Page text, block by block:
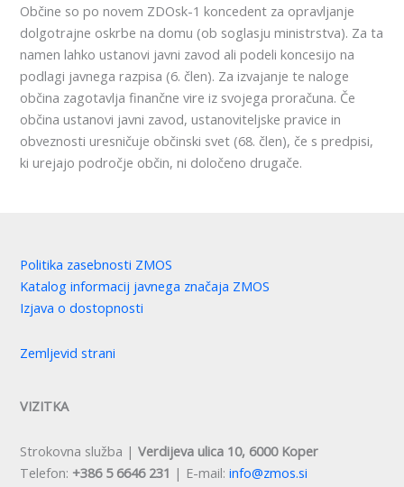
Občine so po novem ZDOsk-1 koncedent za opravljanje
dolgotrajne oskrbe na domu (ob soglasju ministrstva). Za ta
namen lahko ustanovi javni zavod ali podeli koncesijo na
podlagi javnega razpisa (6. člen). Za izvajanje te naloge
občina zagotavlja finančne vire iz svojega proračuna. Če
občina ustanovi javni zavod, ustanoviteljske pravice in
obveznosti uresničuje občinski svet (68. člen), če s predpisi,
ki urejajo področje občin, ni določeno drugače.
Politika zasebnosti ZMOS
Katalog informacij javnega značaja ZMOS
Izjava o dostopnosti
Zemljevid strani
VIZITKA
Strokovna služba |Verdijeva ulica 10, 6000 Koper
Telefon: +386 5 6646 231 | E-mail:info@zmos.si